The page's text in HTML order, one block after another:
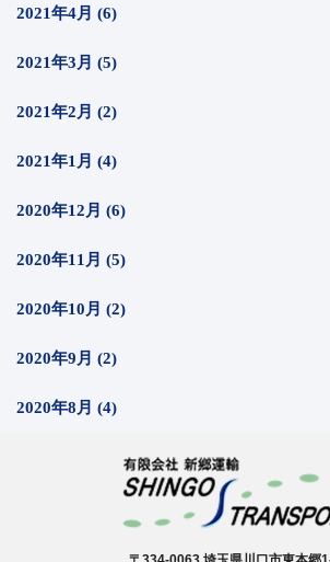
2021年4月 (6)
2021年3月 (5)
2021年2月 (2)
2021年1月 (4)
2020年12月 (6)
2020年11月 (5)
2020年10月 (2)
2020年9月 (2)
2020年8月 (4)